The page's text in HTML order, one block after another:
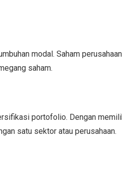
modal. Saham
saham.
portofolio. Dengan
satu sektor atau perusahaan.